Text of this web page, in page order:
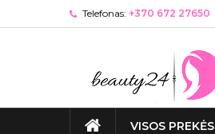
Telefonas: +370 672 27650
VISOS PREKĖS